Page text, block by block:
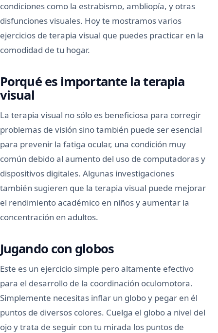
condiciones como la estrabismo, ambliopía, y otras
disfunciones visuales. Hoy te mostramos varios
ejercicios de terapia visual que puedes practicar en la
comodidad de tu hogar.
Porqué es importante la terapia
visual
La terapia visual no sólo es beneficiosa para corregir
problemas de visión sino también puede ser esencial
para prevenir la fatiga ocular, una condición muy
común debido al aumento del uso de computadoras y
dispositivos digitales. Algunas investigaciones
también sugieren que la terapia visual puede mejorar
el rendimiento académico en niños y aumentar la
concentración en adultos.
Jugando con globos
Este es un ejercicio simple pero altamente efectivo
para el desarrollo de la coordinación oculomotora.
Simplemente necesitas inflar un globo y pegar en él
puntos de diversos colores. Cuelga el globo a nivel del
ojo y trata de seguir con tu mirada los puntos de